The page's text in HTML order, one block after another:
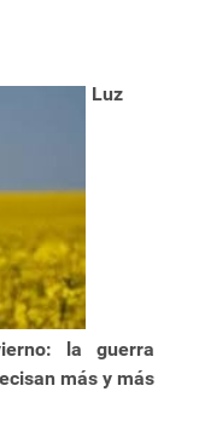
Luz
la guerra
más y más